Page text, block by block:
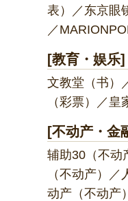
表）／东京眼
／
[教育・娱乐]
文教堂（书）
（彩票）／
[不动产・金
辅助30（不动
（不动产）
动产（不动产